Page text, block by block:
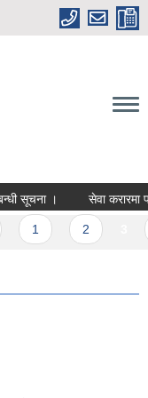
सूचना । सेवा करारमा